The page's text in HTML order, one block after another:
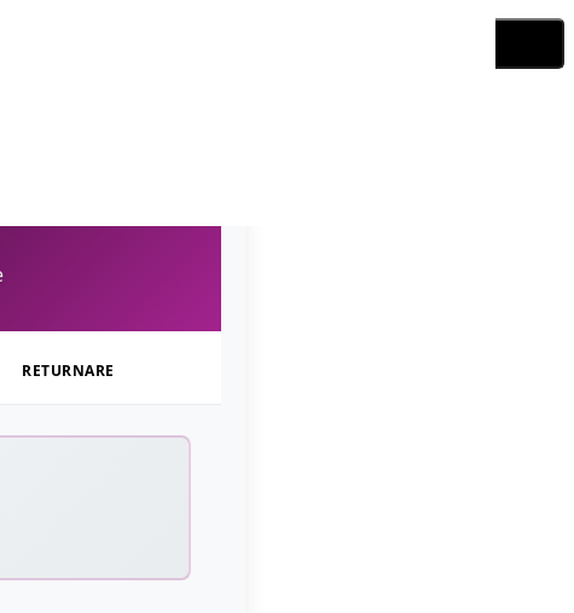
RETURNARE